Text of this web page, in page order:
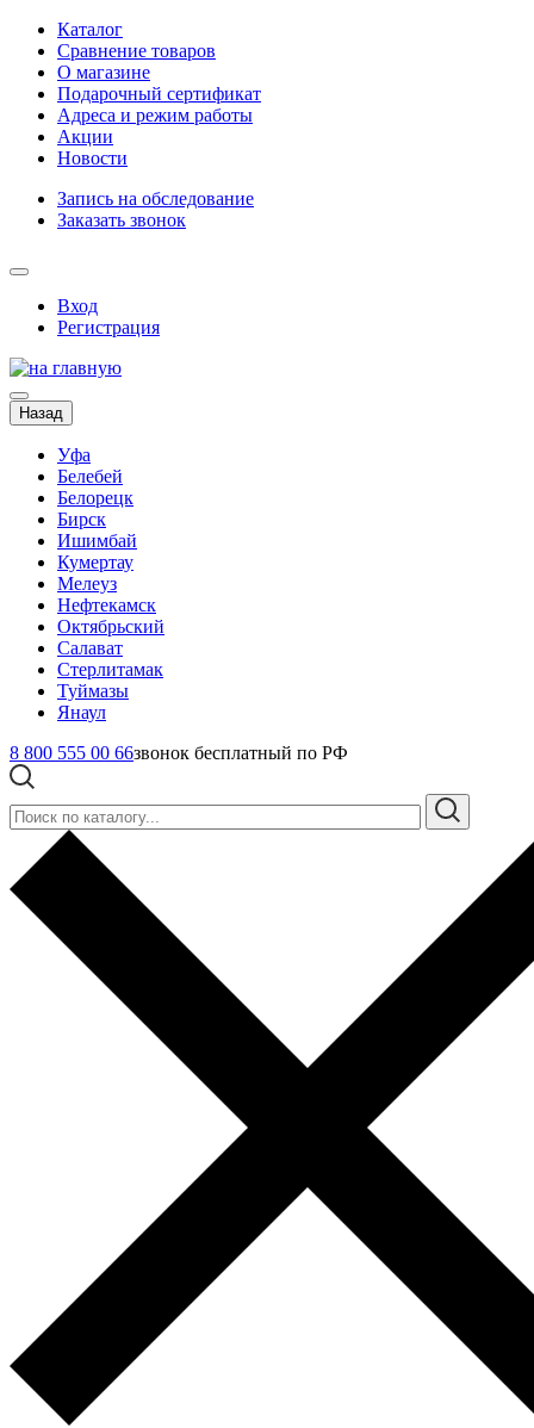
Каталог
Сравнение товаров
О магазине
Подарочный сертификат
Адреса и режим работы
Акции
Новости
Запись на обследование
Заказать звонок
Вход
Регистрация
Назад
Уфа
Белебей
Белорецк
Бирск
Ишимбай
Кумертау
Мелеуз
Нефтекамск
Октябрьский
Салават
Стерлитамак
Туймазы
Янаул
8 800 555 00 66звонок бесплатный по РФ